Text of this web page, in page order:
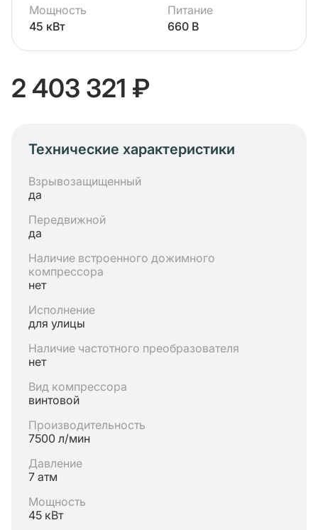
Мощность
45 кВт
Питание
660 В
2 403 321 ₽
Технические характеристики
Взрывозащищенный
да
Передвижной
да
Наличие встроенного дожимного
компрессора
нет
Исполнение
для улицы
Наличие частотного преобразователя
нет
Вид компрессора
винтовой
Производительность
7500 л/мин
Давление
7 атм
Мощность
45 кВт